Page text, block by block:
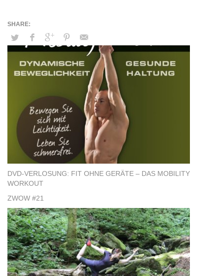
DVD-VERLOSUNG: FIT OHNE GERÄTE – DAS MOBILITY
WORKOUT
ZWOW #21